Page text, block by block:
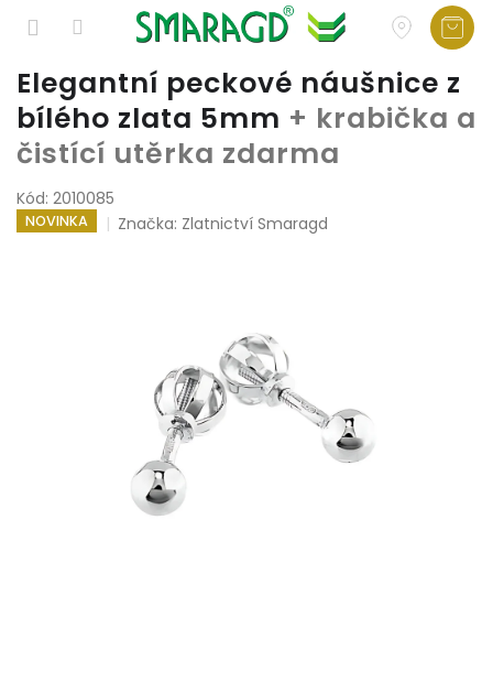
Přejít
obsah
Elegantní peckové náušnice z
bílého zlata 5mm + krabička a
čistící utěrka zdarma
Kód: 2010085
NOVINKA Značka: Zlatnictví Smaragd